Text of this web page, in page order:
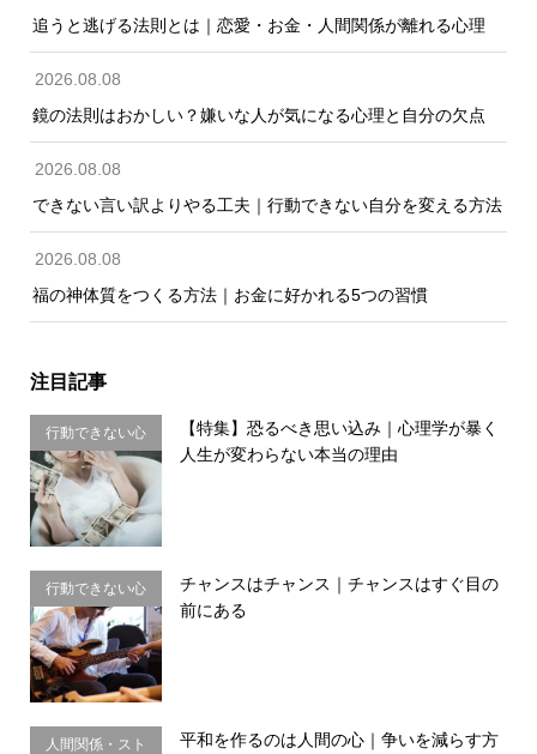
追うと逃げる法則とは｜恋愛・お金・人間関係が離れる心理
2026.08.08
鏡の法則はおかしい？嫌いな人が気になる心理と自分の欠点
2026.08.08
できない言い訳よりやる工夫｜行動できない自分を変える方法
2026.08.08
福の神体質をつくる方法｜お金に好かれる5つの習慣
注目記事
行動できない心
理・思い込み
【特集】恐るべき思い込み｜心理学が暴く
人生が変わらない本当の理由
行動できない心
理・思い込み
チャンスはチャンス｜チャンスはすぐ目の
前にある
人間関係・スト
平和を作るのは人間の心｜争いを減らす方